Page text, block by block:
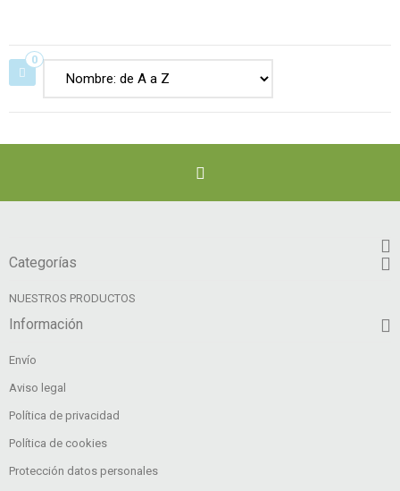
0
Categorías
NUESTROS PRODUCTOS
Información
Envío
Aviso legal
Política de privacidad
Política de cookies
Protección datos personales